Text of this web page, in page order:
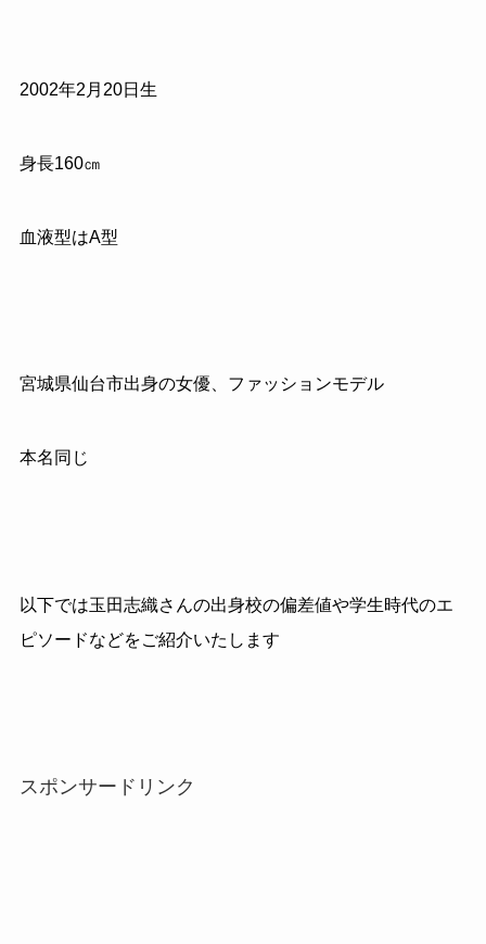
2002年2月20日生
身長160㎝
血液型はA型
宮城県仙台市出身の女優、ファッションモデル
本名同じ
以下では玉田志織さんの出身校の偏差値や学生時代のエ
ピソードなどをご紹介いたします
スポンサードリンク